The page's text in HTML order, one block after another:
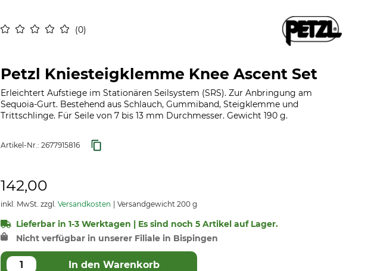
0
Petzl Kniesteigklemme Knee Ascent Set
Erleichtert Aufstiege im Stationären Seilsystem (SRS). Zur Anbringung am
Sequoia-Gurt. Bestehend aus Schlauch, Gummiband, Steigklemme und
Trittschlinge. Für Seile von 7 bis 13 mm Durchmesser. Gewicht 190 g.
Artikel-Nr.: 2677915816
142,00
inkl. MwSt. zzgl. Versandkosten Versandgewicht 200 g
Lieferbar in 1-3 Werktagen | Es sind noch 5 Artikel auf Lager.
Nicht verfügbar in unserer Filiale in Bispingen
In den Warenkorb